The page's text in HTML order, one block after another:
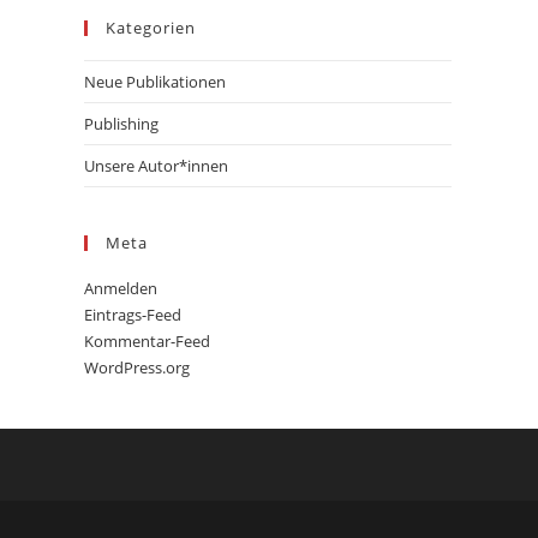
Kategorien
Neue Publikationen
Publishing
Unsere Autor*innen
Meta
Anmelden
Eintrags-Feed
Kommentar-Feed
WordPress.org